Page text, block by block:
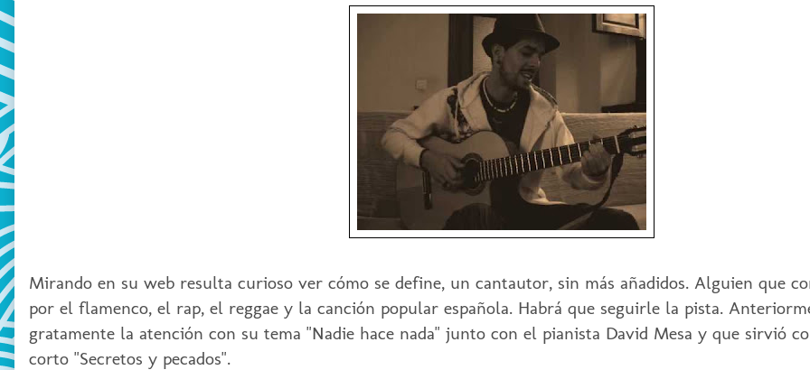
Mirando en su web resulta curioso ver cómo se define, un cantautor, sin más añadidos. Alguien que
por el flamenco, el rap, el reggae y la canción popular española. Habrá que seguirle la pista.
gratamente la atención con su tema "Nadie hace nada" junto con el pianista David Mesa y que sirvió
corto "Secretos y pecados".